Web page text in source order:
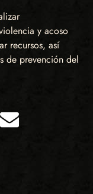
y acoso
recursos, así
de prevención del
Correo